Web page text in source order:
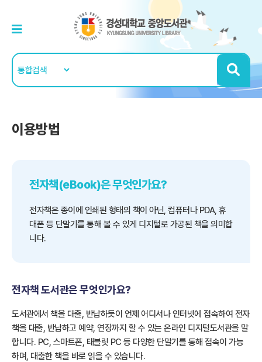
이용방법
전자책(eBook)은 무엇인가요?
전자책은 종이에 인쇄된 형태의 책이 아닌, 컴퓨터나 PDA, 휴
대폰 등 단말기를 통해 볼 수 있게 디지털로 가공된 책을 의미합
니다.
전자책 도서관은 무엇인가요?
도서관에서 책을 대출, 반납하듯이 언제 어디서나 인터넷에 접속하여 전자
책을 대출, 반납하고 예약, 연장까지 할 수 있는 온라인 디지털도서관을 말
합니다. PC, 스마트폰, 태블릿 PC 등 다양한 단말기를 통해 접속이 가능
하며, 대출한 책을 바로 읽을 수 있습니다.